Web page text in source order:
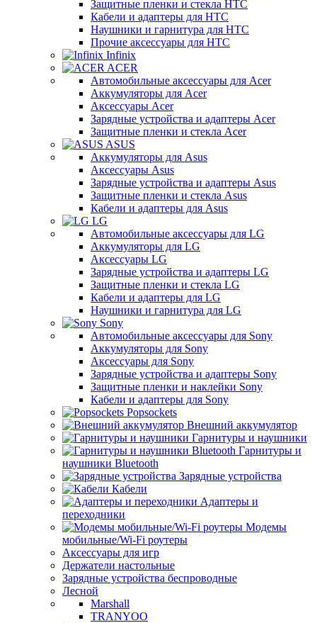
Защитные пленки и стекла HTC
Кабели и адаптеры для HTC
Наушники и гарнитура для HTC
Прочие аксессуары для HTC
Infinix
ACER
Автомобильные аксессуары для Acer
Аккумуляторы для Acer
Аксессуары Acer
Зарядные устройства и адаптеры Acer
Защитные пленки и стекла Acer
ASUS
Аккумуляторы для Asus
Аксессуары Asus
Зарядные устройства и адаптеры Asus
Защитные пленки и стекла Asus
Кабели и адаптеры для Asus
LG
Автомобильные аксессуары для LG
Аккумуляторы для LG
Аксессуары LG
Зарядные устройства и адаптеры LG
Защитные пленки и стекла LG
Кабели и адаптеры для LG
Наушники и гарнитура для LG
Sony
Автомобильные аксессуары для Sony
Аккумуляторы для Sony
Аксессуары для Sony
Зарядные устройства и адаптеры Sony
Защитные пленки и наклейки Sony
Кабели и адаптеры для Sony
Popsockets
Внешний аккумулятор
Гарнитуры и наушники
Гарнитуры и
наушники Bluetooth
Зарядные устройства
Кабели
Адаптеры и
переходники
Модемы
мобильные/Wi-Fi роутеры
Аксессуары для игр
Держатели настольные
Зарядные устройства беспроводные
Лесной
Marshall
TRANYOO